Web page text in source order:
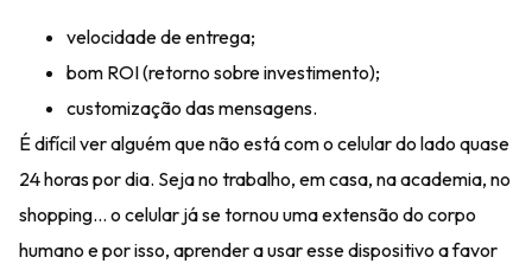
velocidade de entrega;
bom ROI (retorno sobre investimento);
customização das mensagens.
É difícil ver alguém que não está com o celular do lado quase
24 horas por dia. Seja no trabalho, em casa, na academia, no
shopping… o celular já se tornou uma extensão do corpo
humano e por isso, aprender a usar esse dispositivo a favor